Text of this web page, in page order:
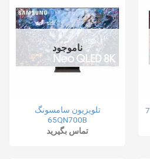
ناموجود
تلویزیون سامسونگ
65QN700B
تماس بگیرید